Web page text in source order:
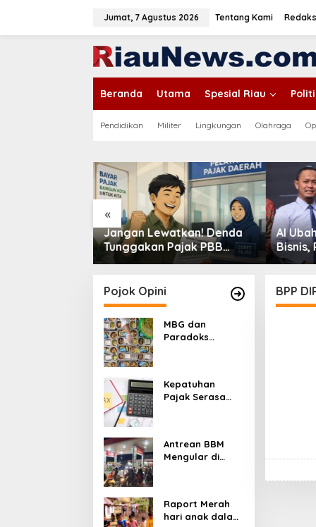
Jumat, 7 Agustus 2026 Tentang Kami
Beranda Utama Spesial Riau
Pendidikan Militer Lingkungan Olahraga
«
AI Ubah Peta Persaingan
Bisnis, Pelaku Usaha
Pekanbaru Dituntut Makin
dan
Pojok Opini
MBG dan
Paradoks
Sasaran?
Kepatuhan
Pajak Serasa
Antrean BBM
Mengular di
Kegagalan Tata
Kelola Energi
Raport Merah
hari anak dalam
BPP